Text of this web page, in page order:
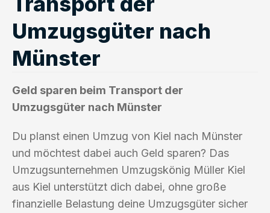
Umzugsgüter nach
Münster
Geld sparen beim Transport der
Umzugsgüter nach Münster
Du planst einen Umzug von Kiel nach Münster
und möchtest dabei auch Geld sparen? Das
Umzugsunternehmen Umzugskönig Müller Kiel
aus Kiel unterstützt dich dabei, ohne große
finanzielle Belastung deine Umzugsgüter sicher